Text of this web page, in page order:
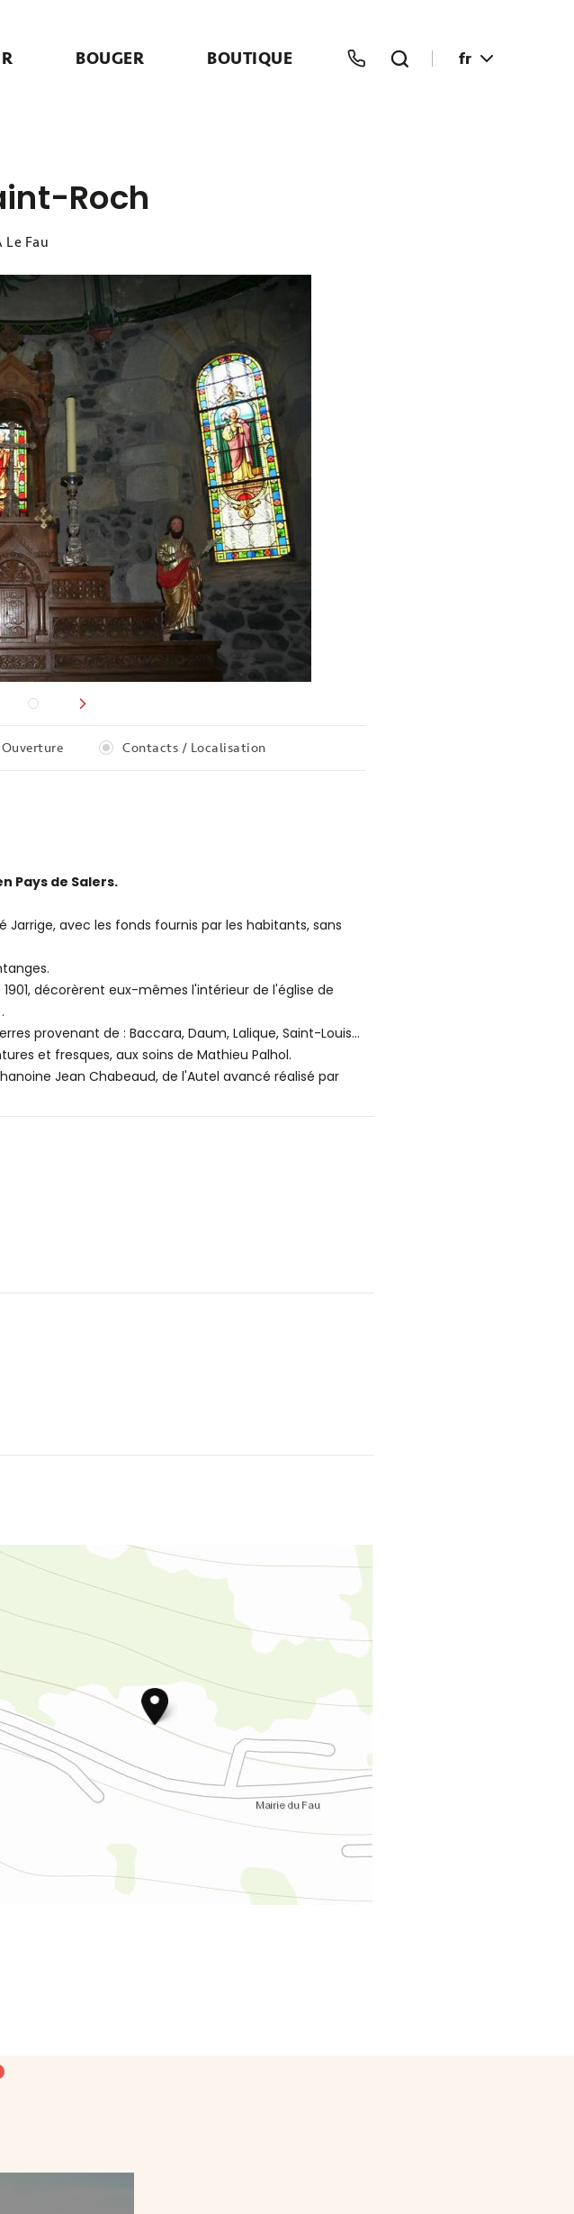
BOUGER BOUTIQUE fr
Roch
Le Fau
Ouverture Contacts / Localisation
Pays de Salers.
Jarrige, avec les fonds fournis par les habitants, sans
1901, décorèrent eux-mêmes l'intérieur de l'église de
provenant de : Baccara, Daum, Lalique, Saint-Louis...
et fresques, aux soins de Mathieu Palhol.
Jean Chabeaud, de l'Autel avancé réalisé par